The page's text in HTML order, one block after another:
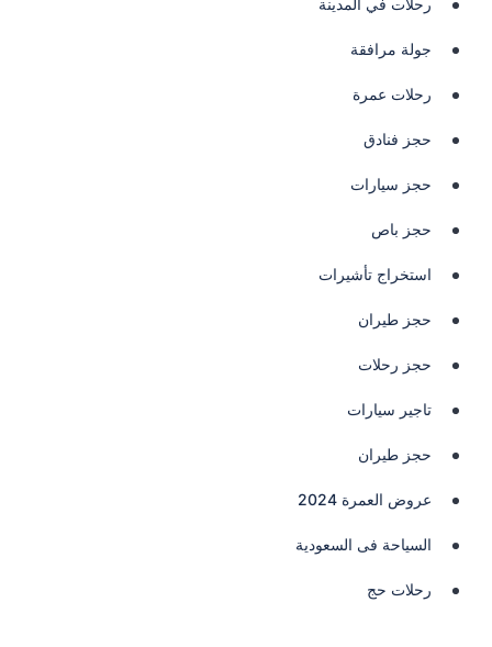
رحلات في المدينة
جولة مرافقة
رحلات عمرة
حجز فنادق
حجز سيارات
حجز باص
استخراج تأشيرات
حجز طيران
حجز رحلات
تاجير سيارات
حجز طيران
عروض العمرة 2024
السياحة فى السعودية
رحلات حج